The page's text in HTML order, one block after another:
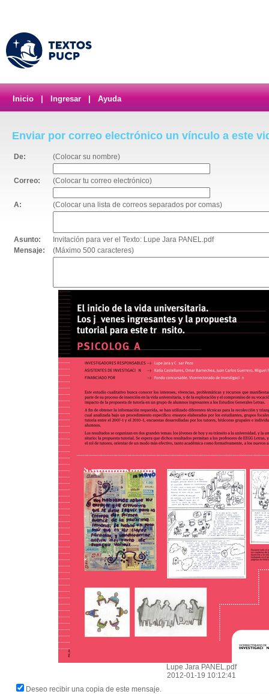
Inicio Ingresar Ayuda
Enviar por correo electrónico un vínculo a este
De: (Colocar su nombre)
Correo: (Colocar tu correo electrónico)
A: (Colocar una lista de correos separados por comas)
Asunto:
Invitación para ver el Texto: Lupe Jara PANEL.pdf
Mensaje:
(Máximo 500 caracteres)
Lupe Jara PANEL.pdf
2012-01-19 10:12:41
Deseo recibir una copia de este mensaje.